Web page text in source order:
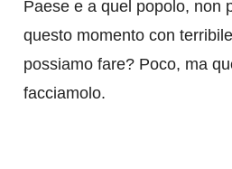
Paese e a quel popolo, non
questo momento con
possiamo fare? Poco, ma
facciamolo.